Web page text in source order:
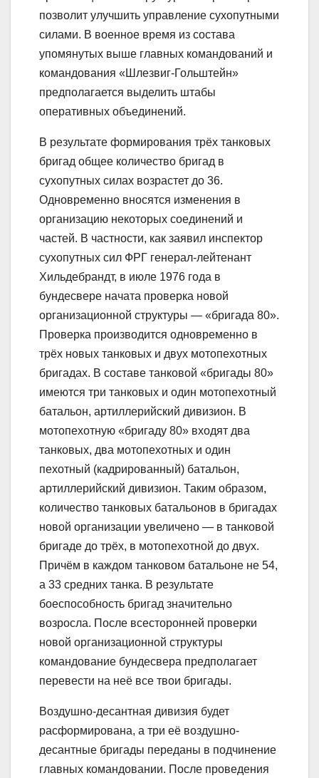
позволит улучшить управление сухопутными
силами. В военное время из состава
упомянутых выше главных командований и
командования «Шлезвиг-Гольштейн»
предполагается выделить штабы
оперативных объединений.
В результате формирования трёх танковых
бригад общее количество бригад в
сухопутных силах возрастет до 36.
Одновременно вносятся изменения в
организацию некоторых соединений и
частей. В частности, как заявил инспектор
сухопутных сил ФРГ генерал-лейтенант
Хильдебрандт, в июле 1976 года в
бундесвере начата проверка новой
организационной структуры — «бригада 80».
Проверка производится одновременно в
трёх новых танковых и двух мотопехотных
бригадах. В составе танковой «бригады 80»
имеются три танковых и один мотопехотный
батальон, артиллерийский дивизион. В
мотопехотную «бригаду 80» входят два
танковых, два мотопехотных и один
пехотный (кадрированный) батальон,
артиллерийский дивизион. Таким образом,
количество танковых батальонов в бригадах
новой организации увеличено — в танковой
бригаде до трёх, в мотопехотной до двух.
Причём в каждом танковом батальоне не 54,
а 33 средних танка. В результате
боеспособность бригад значительно
возросла. После всесторонней проверки
новой организационной структуры
командование бундесвера предполагает
перевести на неё все твои бригады.
Воздушно-десантная дивизия будет
расформирована, а три её воздушно-
десантные бригады переданы в подчинение
главных командовании. После проведения